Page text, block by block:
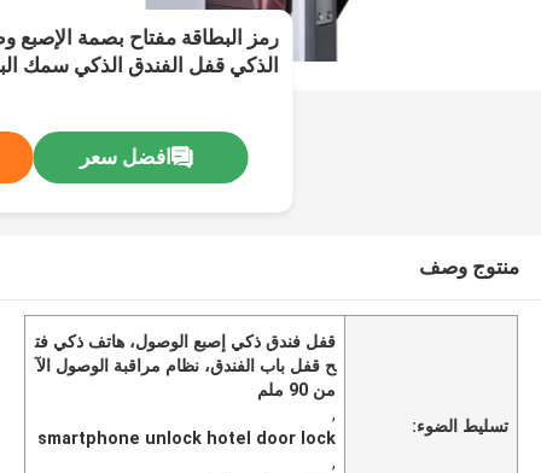
رمز البطاقة مفتاح بصمة الإصبع
افضل سعر
منتوج وصف
تسليط الضوء:
قفل فندق ذكي إصبع الوصول، هاتف ذكي فت
ح قفل باب الفندق، نظام مراقبة الوصول الآ
من 90 ملم
,
smartphone unlock hotel door lock
,